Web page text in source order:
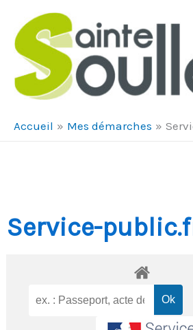
Accueil Mes démarches
Service-